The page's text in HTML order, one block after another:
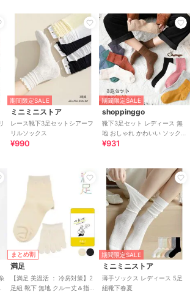
期間限定SALE
ミニミニストア
レース靴下3足セットシアーフ
リルソックス
¥990
期間限定SALE
shoppinggo
靴下3足セット レディース 無
地 おしゃれ かわいい ソックス
あったか
¥931
まとめ割
満足
【満足 美温活 ： 冷房対策】2
足組 靴下 無地 クルー丈＆指先
期間限定SALE
ミニミニストア
薄手ソックス レディース 5足
組靴下春夏